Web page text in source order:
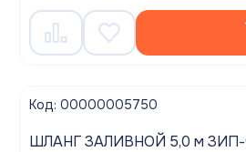
Код: 00000005750
ШЛАНГ ЗАЛИВНОЙ 5,0 м ЗИП-ФЛЕКС в